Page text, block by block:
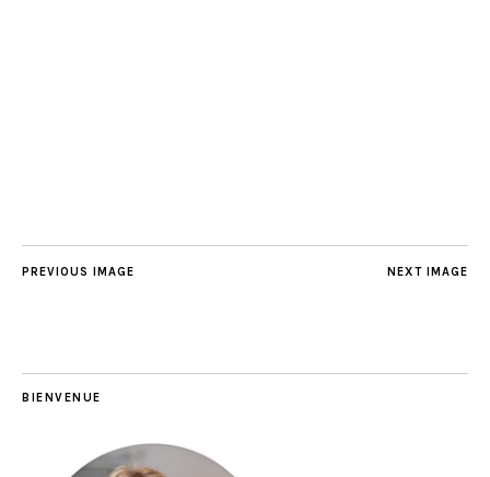
NEXT IMAGE
PREVIOUS IMAGE
BIENVENUE